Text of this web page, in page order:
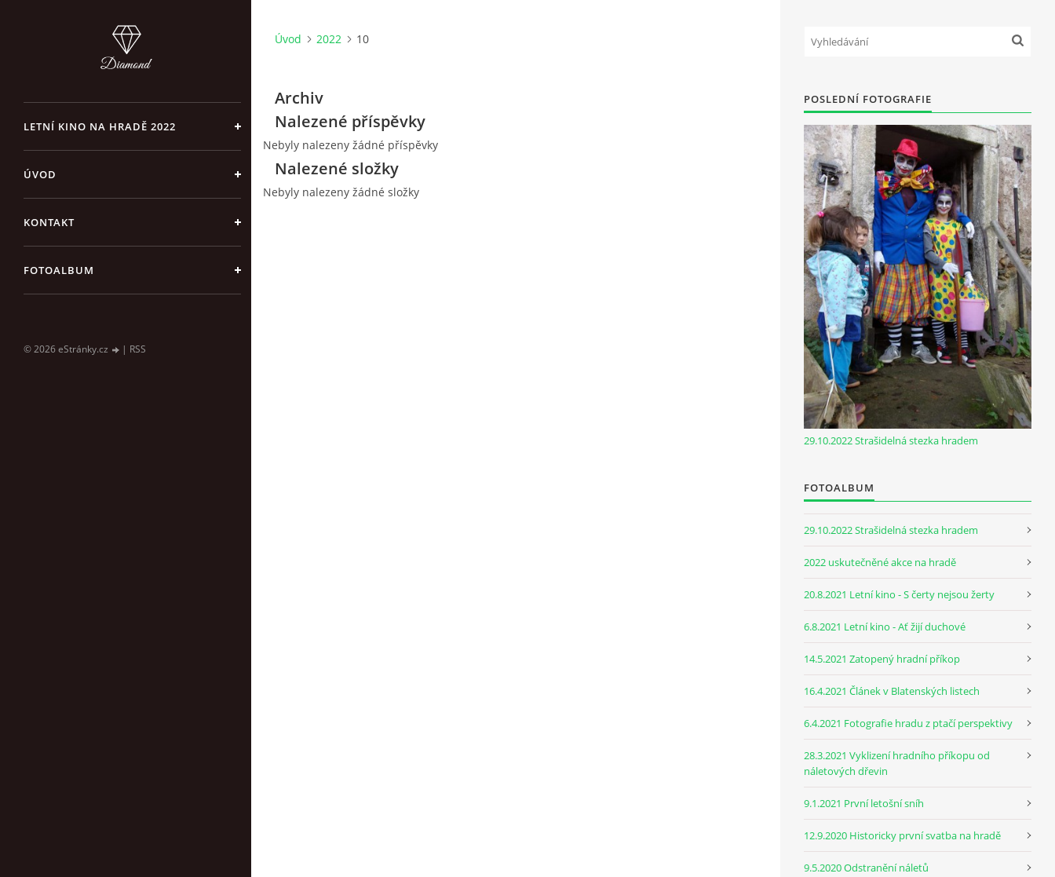
LETNÍ KINO NA HRADĚ 2022
ÚVOD
KONTAKT
FOTOALBUM
© 2026 eStránky.cz | RSS
Úvod 2022 10
Archiv
Nalezené příspěvky
Nebyly nalezeny žádné příspěvky
Nalezené složky
Nebyly nalezeny žádné složky
POSLEDNÍ FOTOGRAFIE
29.10.2022 Strašidelná stezka hradem
FOTOALBUM
29.10.2022 Strašidelná stezka hradem
2022 uskutečněné akce na hradě
20.8.2021 Letní kino - S čerty nejsou žerty
6.8.2021 Letní kino - Ať žijí duchové
14.5.2021 Zatopený hradní příkop
16.4.2021 Článek v Blatenských listech
6.4.2021 Fotografie hradu z ptačí perspektivy
28.3.2021 Vyklizení hradního příkopu od
náletových dřevin
9.1.2021 První letošní sníh
12.9.2020 Historicky první svatba na hradě
9.5.2020 Odstranění náletů